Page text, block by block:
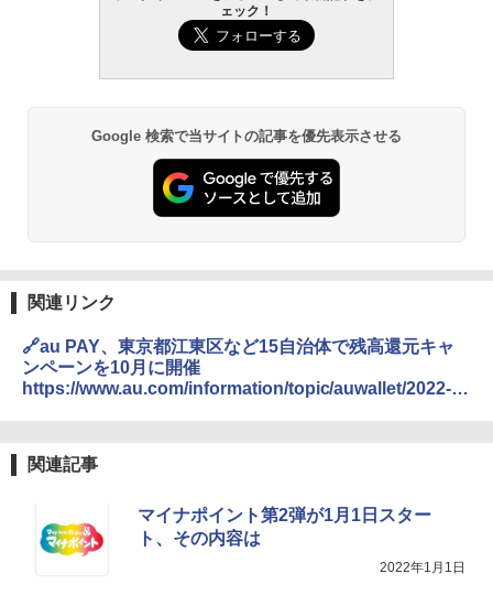
ェック！
Google 検索で当サイトの記事を優先表示させる
関連リンク
🔗au PAY、東京都江東区など15自治体で残高還元キャ
ンペーンを10月に開催
https://www.au.com/information/topic/auwallet/2022-
関連記事
マイナポイント第2弾が1月1日スター
ト、その内容は
2022年1月1日